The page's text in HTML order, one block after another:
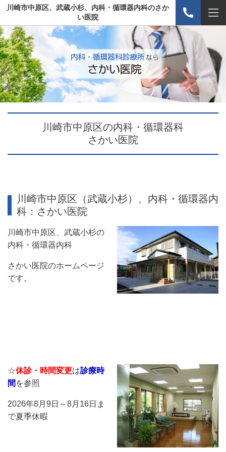
川崎市中原区、武蔵小杉、内科・循環器内科のさか
い医院
川崎市中原区の内科・循環器科
さかい医院
川崎市中原区（武蔵小杉）、内科・循環器内
科：さかい医院
川崎市中原区、武蔵小杉の
内科・循環器内科
さかい医院のホームページ
です。
☆休診・時間変更は診療時
間 を参照
2026年8月9日～8月16日ま
で夏季休暇